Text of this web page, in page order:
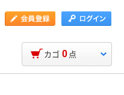
カゴ 0 点